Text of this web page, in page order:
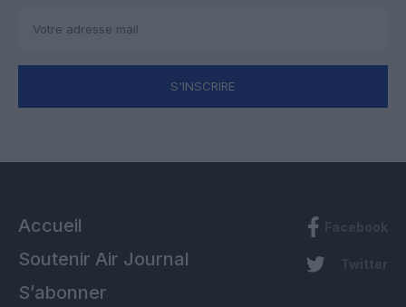
S'INSCRIRE
Accueil
Soutenir Air Journal
S’abonner